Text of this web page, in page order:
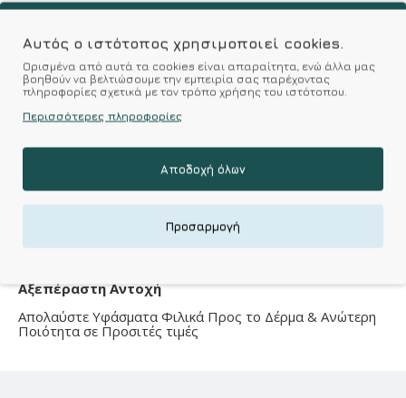
Χαρακτηριστικά
Material 65% Polyamide Thermal 35 % Cotton
Αξεπέραστη Αντοχή
Απολαύστε Υφάσματα Φιλικά Προς το Δέρμα & Ανώτερη
Ποιότητα σε Προσιτές τιμές
Αυτός ο ιστότοπος χρησιμοποιεί cookies.
Ορισμένα από αυτά τα cookies είναι απαραίτητα, ενώ άλλα μας
βοηθούν να βελτιώσουμε την εμπειρία σας παρέχοντας
πληροφορίες σχετικά με τον τρόπο χρήσης του ιστότοπου.
Περισσότερες πληροφορίες
Αποδοχή όλων
Προσαρμογή